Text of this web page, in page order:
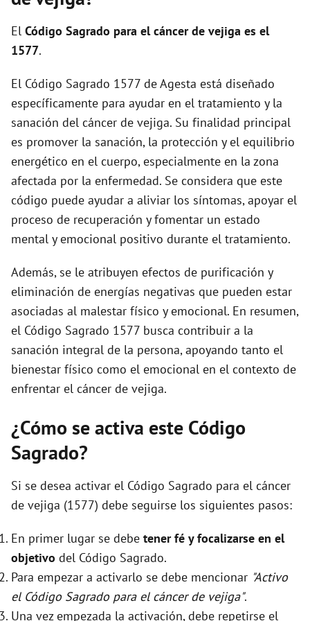
e
o
El Código Sagrado para el cáncer de vejiga es el
1577.
El Código Sagrado 1577 de Agesta está diseñado
específicamente para ayudar en el tratamiento y la
sanación del cáncer de vejiga. Su finalidad principal
es promover la sanación, la protección y el equilibrio
energético en el cuerpo, especialmente en la zona
afectada por la enfermedad. Se considera que este
código puede ayudar a aliviar los síntomas, apoyar el
proceso de recuperación y fomentar un estado
mental y emocional positivo durante el tratamiento.
Además, se le atribuyen efectos de purificación y
eliminación de energías negativas que pueden estar
asociadas al malestar físico y emocional. En resumen,
el Código Sagrado 1577 busca contribuir a la
sanación integral de la persona, apoyando tanto el
bienestar físico como el emocional en el contexto de
enfrentar el cáncer de vejiga.
¿Cómo se activa este Código
Sagrado?
Si se desea activar el Código Sagrado para el cáncer
de vejiga (1577) debe seguirse los siguientes pasos:
En primer lugar se debe tener fé y focalizarse en el
objetivo del Código Sagrado.
Para empezar a activarlo se debe mencionar "Activo
el Código Sagrado para el cáncer de vejiga".
Una vez empezada la activación, debe repetirse el